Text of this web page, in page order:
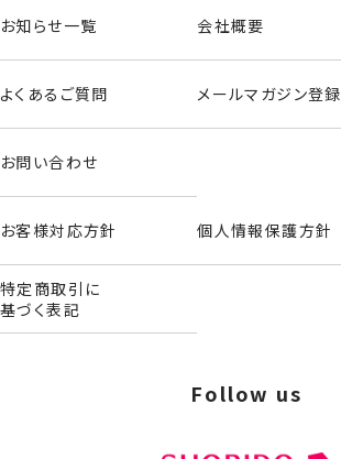
お知らせ一覧 会社概要
よくあるご質問 メールマガジン登録
お問い合わせ
お客様対応方針 個人情報保護方針
特定商取引に
基づく表記
Follow us